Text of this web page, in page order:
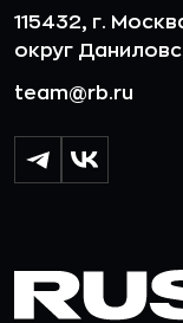
115432, г.
округ
team@rb.ru